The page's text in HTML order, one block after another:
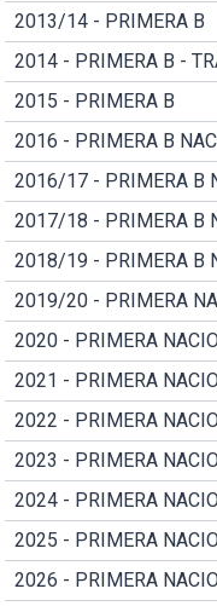
2013/14 - PRIMERA B
2014 - PRIMERA B -
2015 - PRIMERA B
2016 - PRIMERA B
2016/17 - PRIMERA B
2017/18 - PRIMERA B
2018/19 - PRIMERA B
2019/20 - PRIMERA
2020 - PRIMERA
2021 - PRIMERA
2022 - PRIMERA
2023 - PRIMERA
2024 - PRIMERA
2025 - PRIMERA
2026 - PRIMERA